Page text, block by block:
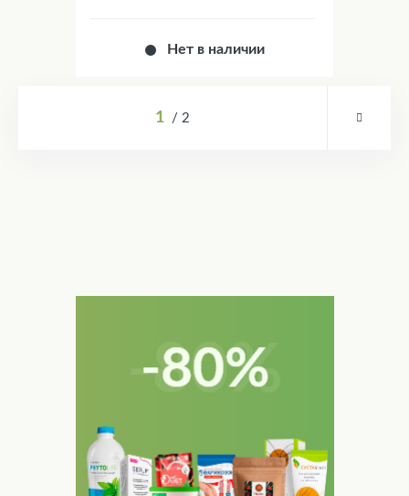
Нет в наличии
1 2